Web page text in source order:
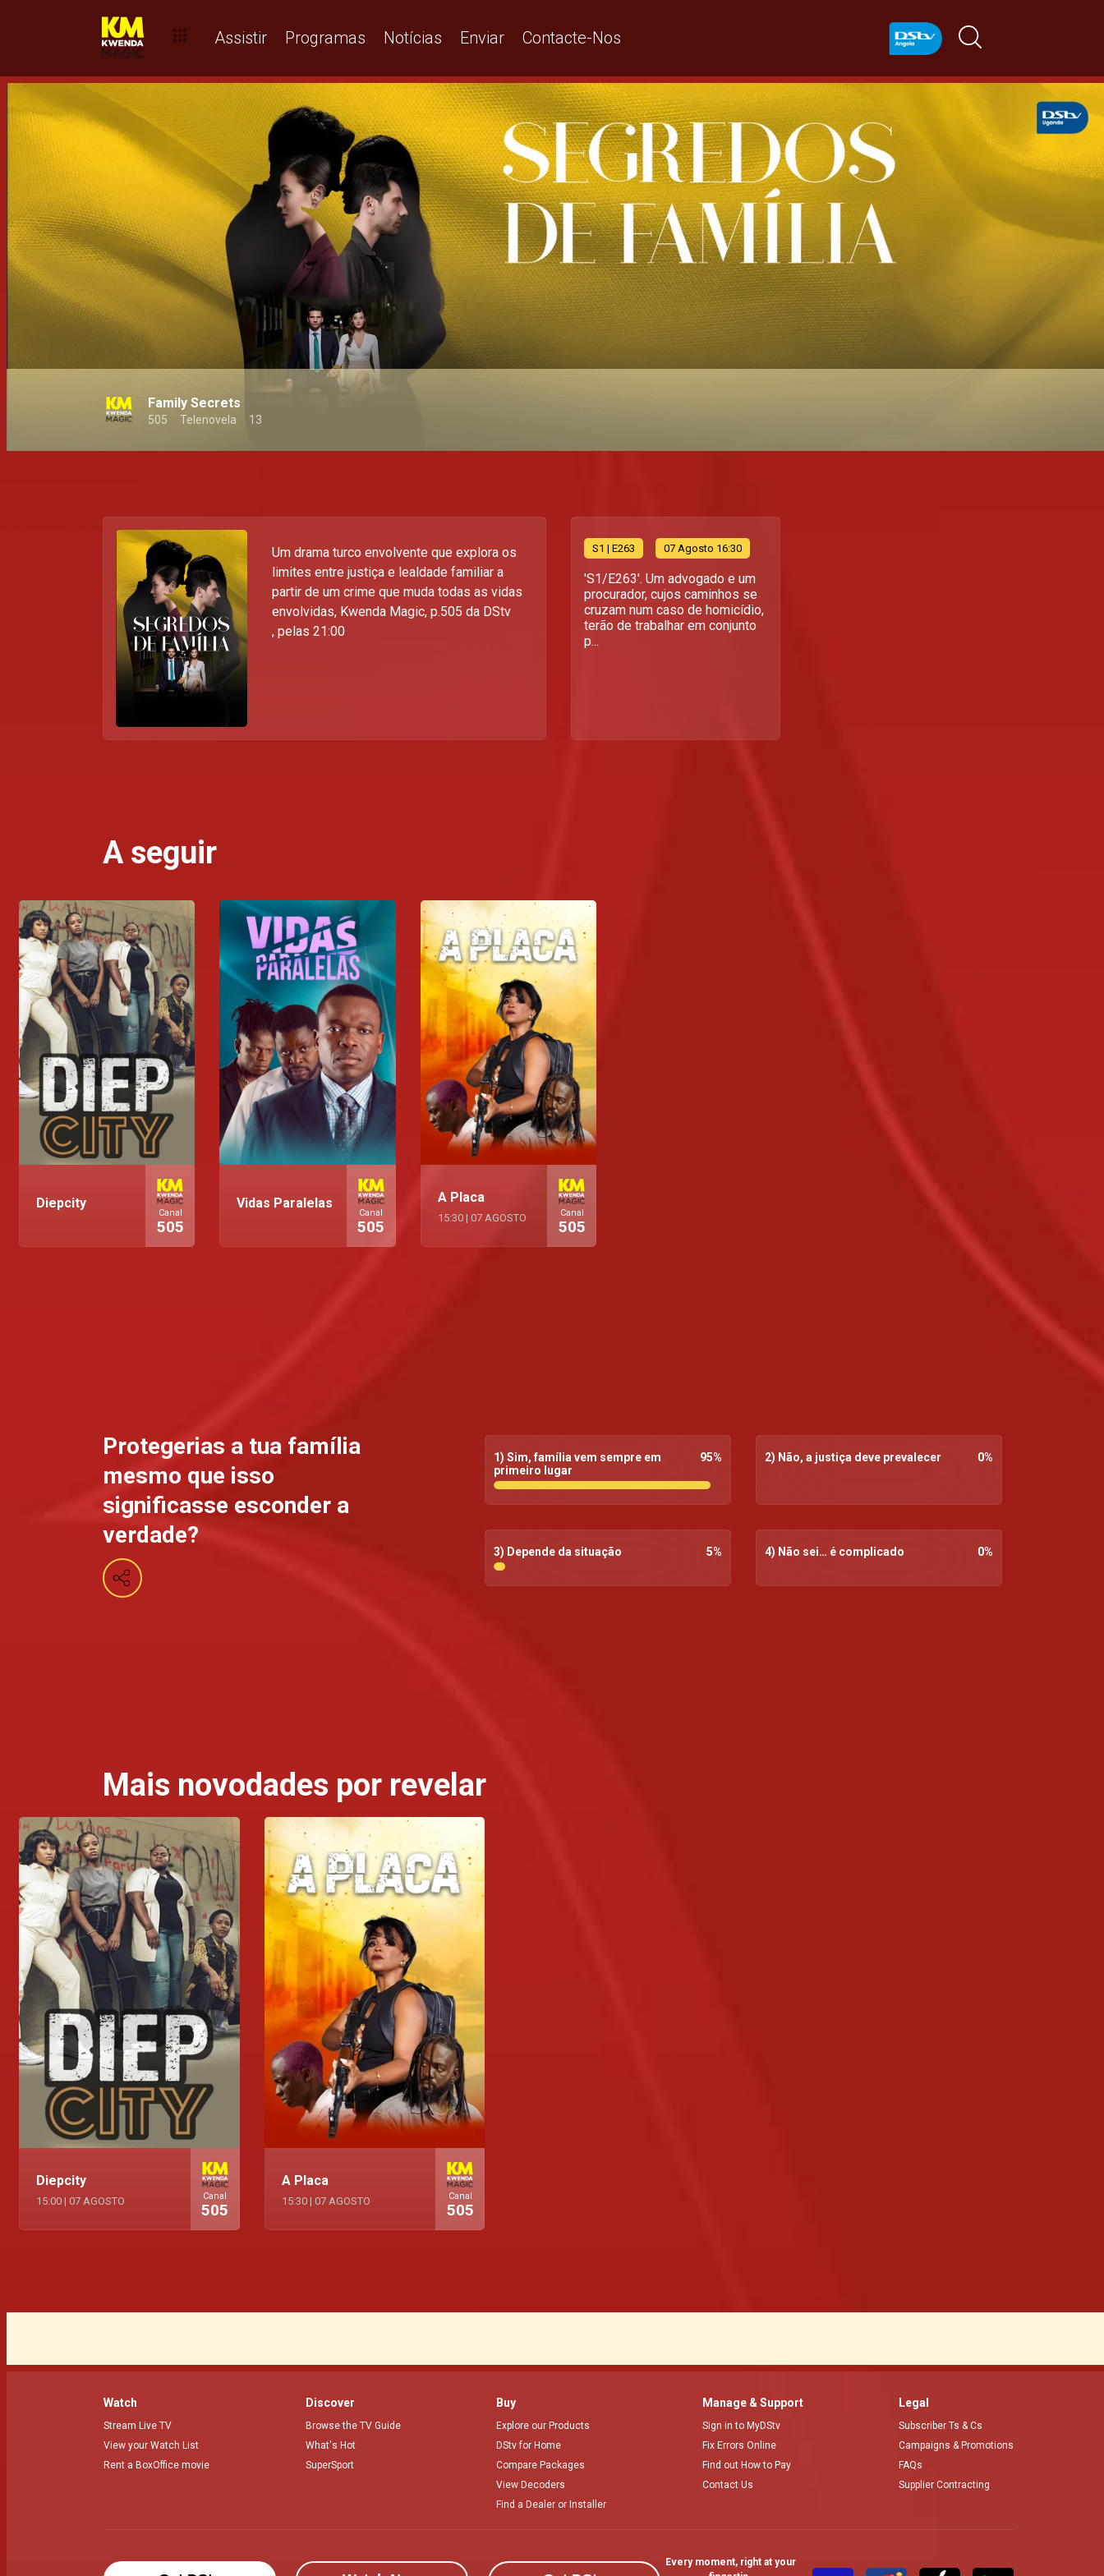
Assistir Programas Notícias Enviar Contacte-Nos
Family Secrets
505 Telenovela 13
Um drama turco envolvente que explora os
limites entre justiça e lealdade familiar a
partir de um crime que muda todas as vidas
envolvidas, Kwenda Magic, p.505 da DStv
, pelas 21:00
S1 | E263 07 Agosto 16:30
'S1/E263'. Um advogado e um
procurador, cujos caminhos se
cruzam num caso de homicídio,
terão de trabalhar em conjunto
p...
A seguir
Diepcity
Canal
505
Vidas Paralelas
Canal
505
A Placa
15:30 | 07 AGOSTO Canal
505
Protegerias a tua família
mesmo que isso
significasse esconder a
verdade?
1) Sim, família vem sempre em
primeiro lugar
95% 2) Não, a justiça deve prevalecer 0%
3) Depende da situação 5% 4) Não sei… é complicado 0%
Mais novodades por revelar
Diepcity
15:00 | 07 AGOSTO Canal
505
A Placa
15:30 | 07 AGOSTO Canal
505
Watch
Stream Live TV
View your Watch List
Rent a BoxOffice movie
Discover
Browse the TV Guide
What's Hot
SuperSport
Buy
Explore our Products
DStv for Home
Compare Packages
View Decoders
Find a Dealer or Installer
Manage & Support
Sign in to MyDStv
Fix Errors Online
Find out How to Pay
Contact Us
Legal
Subscriber Ts & Cs
Campaigns & Promotions
FAQs
Supplier Contracting
Every moment, right at your